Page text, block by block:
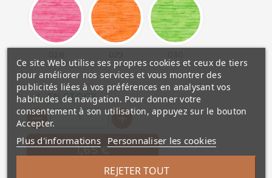
EN STOCK
1,65 €
Ce site Web utilise ses propres cookies et ceux de tiers
pour améliorer nos services et vous montrer des
publicités liées à vos préférences en analysant vos
habitudes de navigation. Pour donner votre
consentement à son utilisation, appuyez sur le bouton
Accepter.
Plus d'informations Personnaliser les cookies
REJETER TOUT